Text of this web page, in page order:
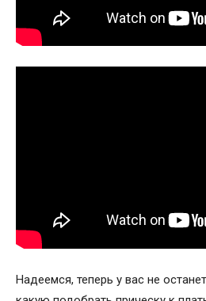
Надеемся, теперь у вас не